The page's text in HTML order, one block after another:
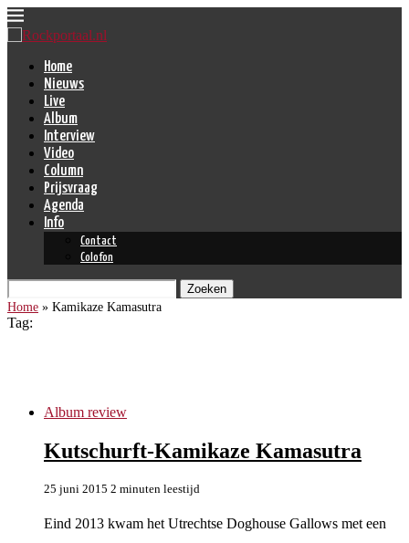
Home
Nieuws
Live
Album
Interview
Video
Column
Prijsvraag
Agenda
Info
Contact
Colofon
Zoeken
Home » Kamikaze Kamasutra
Tag:
Album review
Kutschurft-Kamikaze Kamasutra
25 juni 2015 2 minuten leestijd
Eind 2013 kwam het Utrechtse Doghouse Gallows met een